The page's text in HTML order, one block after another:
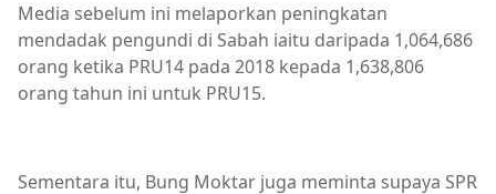
Media sebelum ini melaporkan peningkatan
mendadak pengundi di Sabah iaitu daripada 1,064,686
orang ketika PRU14 pada 2018 kepada 1,638,806
orang tahun ini untuk PRU15.
Sementara itu, Bung Moktar juga meminta supaya SPR